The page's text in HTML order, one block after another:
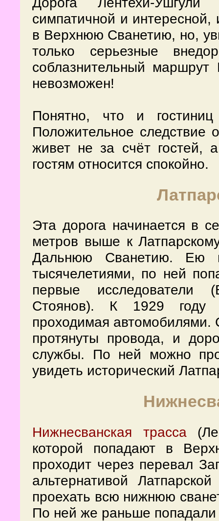
симпатичной и интересной,
в Верхнюю Сванетию, но,
только серьезные
соблазнительный маршрут
невозможен!
Понятно, что и
Положительное следствие
живет не за счёт гостей,
гостям относится спокойно.
Эта дорога начинается в
метров выше к
Дальнюю Сванетию. Ею
тысячелетиями, по ней
первые исследователи
Стоянов). К 1929 году
проходимая автомобилями.
протянуты провода, и
службы. По ней можно
увидеть исторический
Нижнесванская трасса
которой попадают в
проходит через перевал
альтернативой
проехать всю нижнюю
По ней же раньше попадали